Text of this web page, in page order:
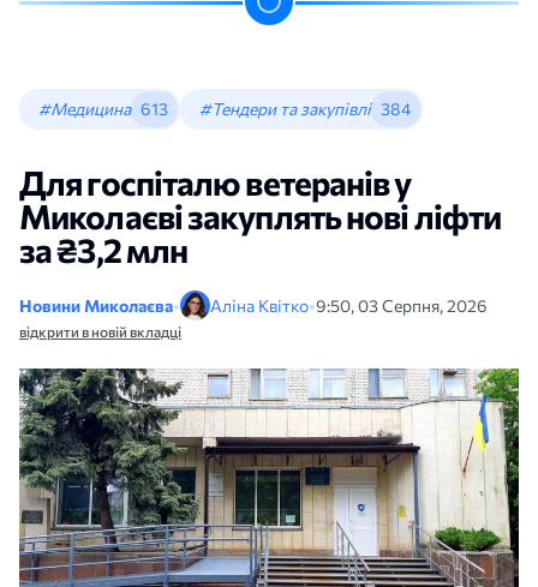
#Медицина 613 #Тендери та закупівлі 384
Для госпіталю ветеранів у
Миколаєві закуплять нові ліфти
за ₴3,2 млн
Новини Миколаєва• Аліна Квітко•9:50, 03 Серпня, 2026
відкрити в новій вкладці